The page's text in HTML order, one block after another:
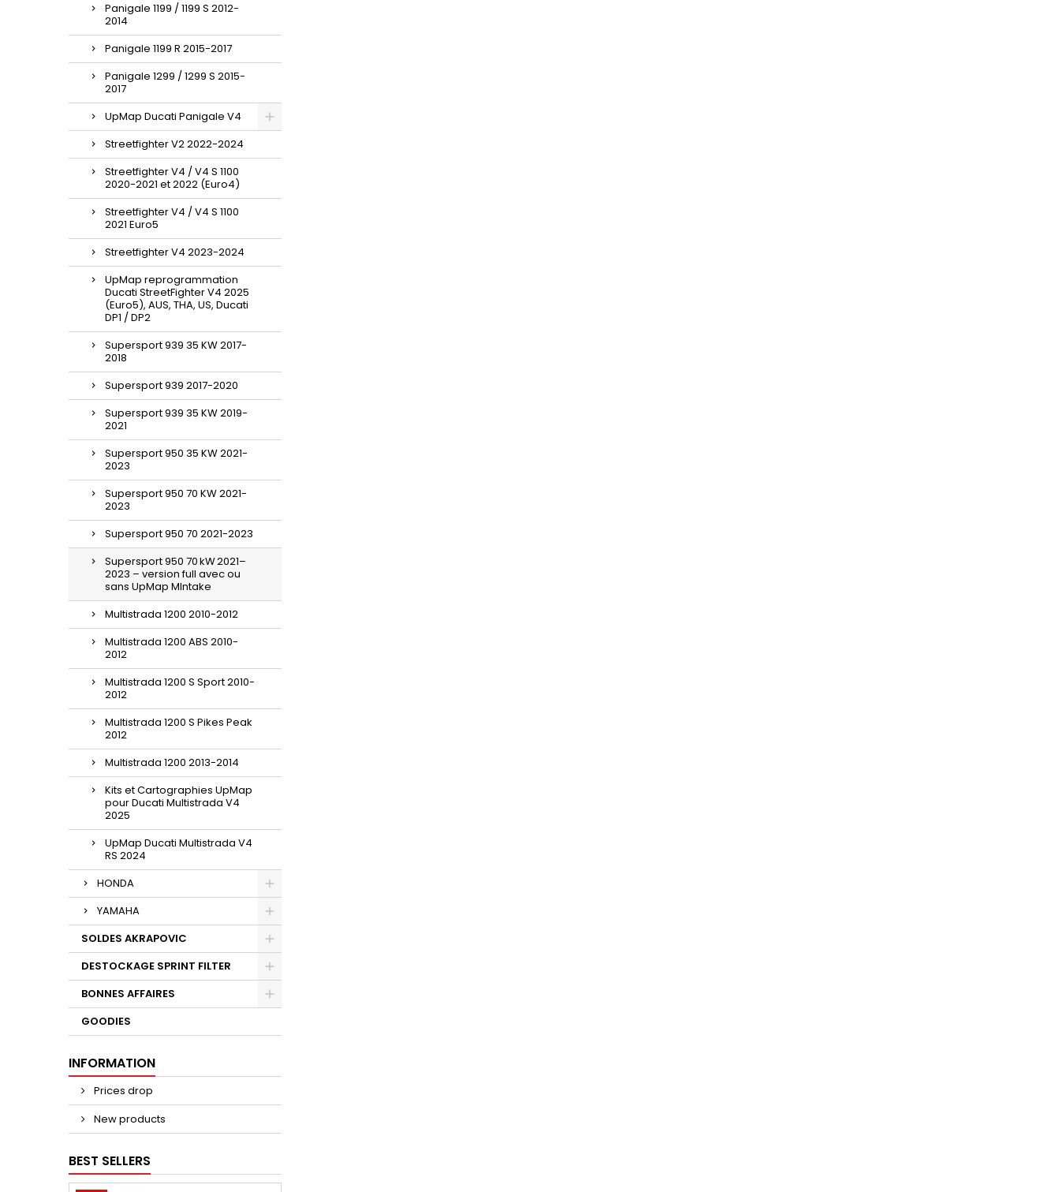
Panigale 1199 / 1199 S 2012-
2014
Panigale 1199 R 2015-2017
Panigale 1299 / 1299 S 2015-
2017
UpMap Ducati Panigale V4
Streetfighter V2 2022-2024
Streetfighter V4 / V4 S 1100
2020-2021 et 2022 (Euro4)
Streetfighter V4 / V4 S 1100
2021 Euro5
Streetfighter V4 2023-2024
UpMap reprogrammation
Ducati StreetFighter V4 2025
(Euro5), AUS, THA, US, Ducati
DP1 / DP2
Supersport 939 35 KW 2017-
2018
Supersport 939 2017-2020
Supersport 939 35 KW 2019-
2021
Supersport 950 35 KW 2021-
2023
Supersport 950 70 KW 2021-
2023
Supersport 950 70 2021-2023
Supersport 950 70 kW 2021–
2023 – version full avec ou
sans UpMap MIntake
Multistrada 1200 2010-2012
Multistrada 1200 ABS 2010-
2012
Multistrada 1200 S Sport 2010-
2012
Multistrada 1200 S Pikes Peak
2012
Multistrada 1200 2013-2014
Kits et Cartographies UpMap
pour Ducati Multistrada V4
2025
UpMap Ducati Multistrada V4
RS 2024
HONDA
YAMAHA
SOLDES AKRAPOVIC
DESTOCKAGE SPRINT FILTER
BONNES AFFAIRES
GOODIES
INFORMATION
Prices drop
New products
BEST SELLERS